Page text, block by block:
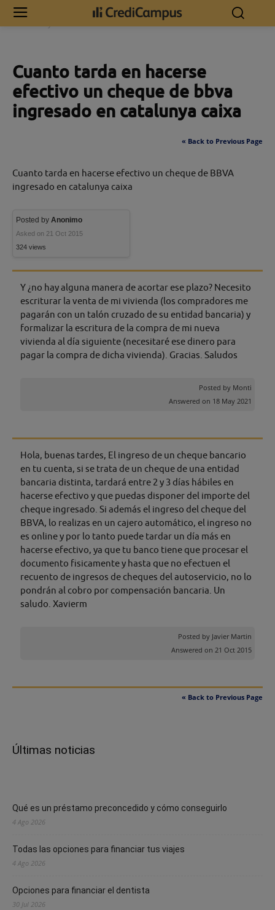
Inicio
Cuanto tarda en hacerse efectivo un cheque de bbva ingresado
Cuanto tarda en hacerse
efectivo un cheque de bbva
ingresado en catalunya caixa
« Back to Previous Page
Cuanto tarda en hacerse efectivo un cheque de BBVA
ingresado en catalunya caixa
Posted by Anonimo
Asked on 21 Oct 2015
324 views
Y ¿no hay alguna manera de acortar ese plazo? Necesito
escriturar la venta de mi vivienda (los compradores me
pagarán con un talón cruzado de su entidad bancaria) y
formalizar la escritura de la compra de mi nueva
vivienda al día siguiente (necesitaré ese dinero para
pagar la compra de dicha vivienda). Gracias. Saludos
Posted by Monti
Answered on 18 May 2021
Hola, buenas tardes, El ingreso de un cheque bancario
en tu cuenta, si se trata de un cheque de una entidad
bancaria distinta, tardará entre 2 y 3 días hábiles en
hacerse efectivo y que puedas disponer del importe del
cheque ingresado. Si además el ingreso del cheque del
BBVA, lo realizas en un cajero automático, el ingreso no
es online y por lo tanto puede tardar un día más en
hacerse efectivo, ya que tu banco tiene que procesar el
documento fisicamente y hasta que no efectuen el
recuento de ingresos de cheques del autoservicio, no lo
pondrán al cobro por compensación bancaria. Un
saludo. Xavierm
Posted by Javier Martin
Answered on 21 Oct 2015
« Back to Previous Page
Últimas noticias
Qué es un préstamo preconcedido y cómo conseguirlo
4 Ago 2026
Todas las opciones para financiar tus viajes
4 Ago 2026
Opciones para financiar el dentista
30 Jul 2026